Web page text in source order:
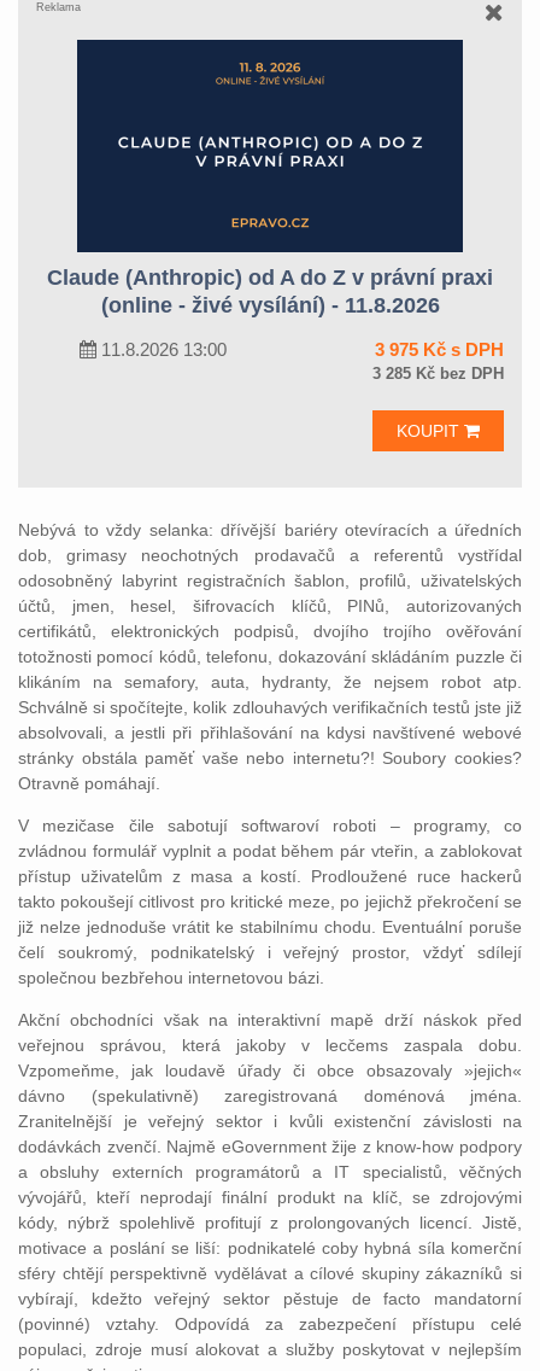
Reklama
Claude (Anthropic) od A do Z v právní praxi
(online - živé vysílání) - 11.8.2026
11.8.2026 13:00 3 975 Kč s DPH
3 285 Kč bez DPH
KOUPIT
Nebývá to vždy selanka: dřívější bariéry otevíracích a úředních
dob, grimasy neochotných prodavačů a referentů vystřídal
odosobněný labyrint registračních šablon, profilů, uživatelských
účtů, jmen, hesel, šifrovacích klíčů, PINů, autorizovaných
certifikátů, elektronických podpisů, dvojího trojího ověřování
totožnosti pomocí kódů, telefonu, dokazování skládáním puzzle či
klikáním na semafory, auta, hydranty, že nejsem robot atp.
Schválně si spočítejte, kolik zdlouhavých verifikačních testů jste již
absolvovali, a jestli při přihlašování na kdysi navštívené webové
stránky obstála paměť vaše nebo internetu?! Soubory cookies?
Otravně pomáhají.
V mezičase čile sabotují softwaroví roboti – programy, co
zvládnou formulář vyplnit a podat během pár vteřin, a zablokovat
přístup uživatelům z masa a kostí. Prodloužené ruce hackerů
takto pokoušejí citlivost pro kritické meze, po jejichž překročení se
již nelze jednoduše vrátit ke stabilnímu chodu. Eventuální poruše
čelí soukromý, podnikatelský i veřejný prostor, vždyť sdílejí
společnou bezbřehou internetovou bázi.
Akční obchodníci však na interaktivní mapě drží náskok před
veřejnou správou, která jakoby v lecčems zaspala dobu.
Vzpomeňme, jak loudavě úřady či obce obsazovaly »jejich«
dávno (spekulativně) zaregistrovaná doménová jména.
Zranitelnější je veřejný sektor i kvůli existenční závislosti na
dodávkách zvenčí. Najmě eGovernment žije z know-how podpory
a obsluhy externích programátorů a IT specialistů, věčných
vývojářů, kteří neprodají finální produkt na klíč, se zdrojovými
kódy, nýbrž spolehlivě profitují z prolongovaných licencí. Jistě,
motivace a poslání se liší: podnikatelé coby hybná síla komerční
sféry chtějí perspektivně vydělávat a cílové skupiny zákazníků si
vybírají, kdežto veřejný sektor pěstuje de facto mandatorní
(povinné) vztahy. Odpovídá za zabezpečení přístupu celé
populaci, zdroje musí alokovat a služby poskytovat v nejlepším